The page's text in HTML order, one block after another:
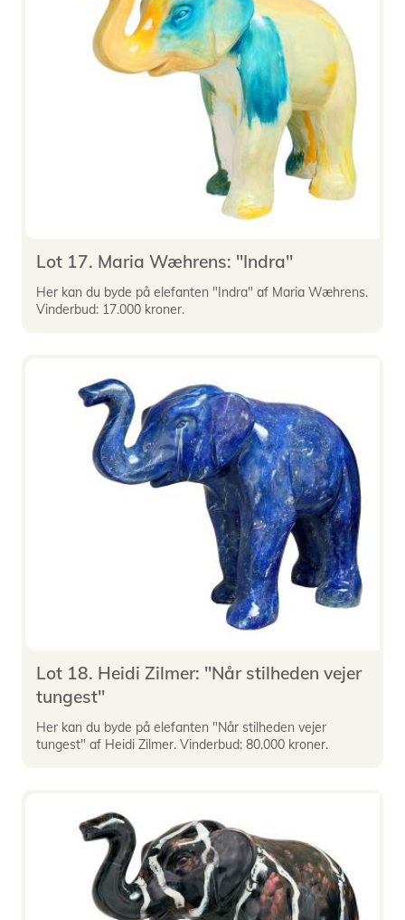
Lot 17. Maria Wæhrens: "Indra"
Her kan du byde på elefanten "Indra" af Maria Wæhrens.
Vinderbud: 17.000 kroner.
Lot 18. Heidi Zilmer: "Når stilheden vejer
tungest"
Her kan du byde på elefanten "Når stilheden vejer
tungest" af Heidi Zilmer. Vinderbud: 80.000 kroner.